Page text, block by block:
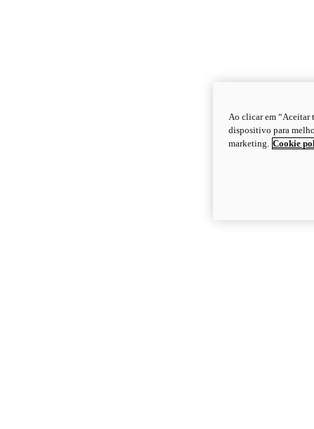
Ao clicar em “Aceitar
dispositivo para
marketing. Cookie